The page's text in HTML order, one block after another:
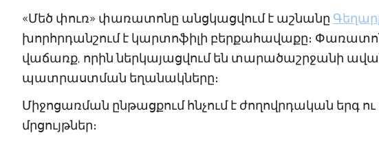
«Մեծ փուռ» փառատոնը անցկացվում է աշնանը
խորհրդանշում է կարտոֆիլի բերքահավաքը։
վաճառք, որին ներկայացվում են տարածաշրջանի
պատրաստման եղանակները։
Միջոցառման ընթացքում հնչում է ժողովրդական երգ
մրցույթներ։